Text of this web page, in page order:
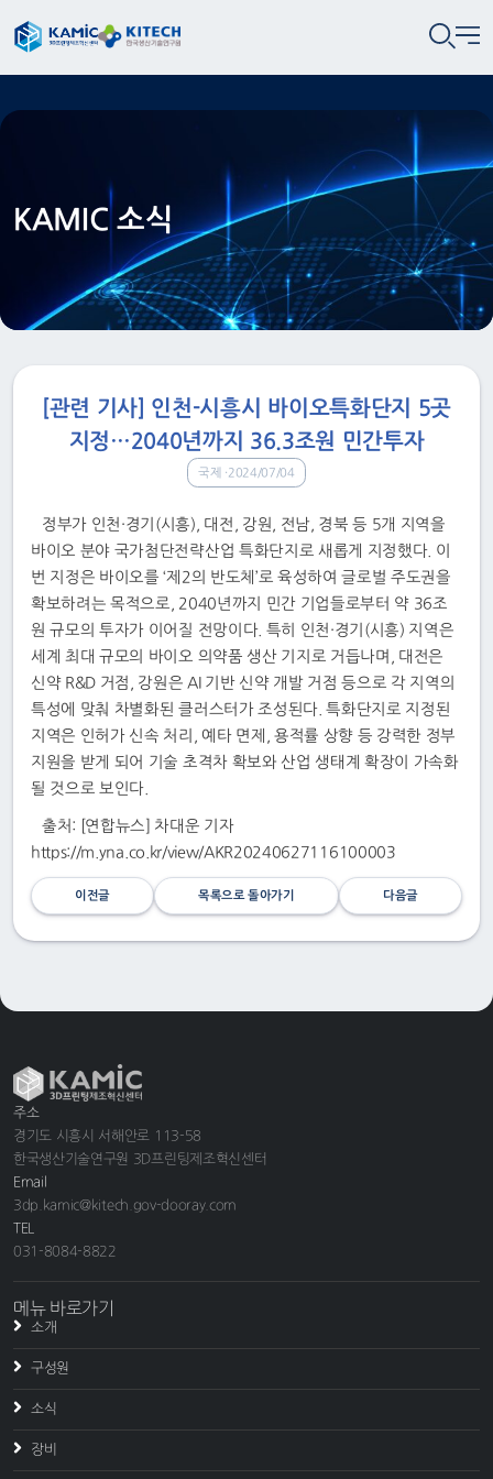
KAMIC 소식
[관련 기사] 인천-시흥시 바이오특화단지 5곳
지정…2040년까지 36.3조원 민간투자
국제 2024/07/04
정부가 인천·경기(시흥), 대전, 강원, 전남, 경북 등 5개 지역을
바이오 분야 국가첨단전략산업 특화단지로 새롭게 지정했다. 이
번 지정은 바이오를 ‘제2의 반도체’로 육성하여 글로벌 주도권을
확보하려는 목적으로, 2040년까지 민간 기업들로부터 약 36조
원 규모의 투자가 이어질 전망이다. 특히 인천·경기(시흥) 지역은
세계 최대 규모의 바이오 의약품 생산 기지로 거듭나며, 대전은
신약 R&D 거점, 강원은 AI 기반 신약 개발 거점 등으로 각 지역의
특성에 맞춰 차별화된 클러스터가 조성된다. 특화단지로 지정된
지역은 인허가 신속 처리, 예타 면제, 용적률 상향 등 강력한 정부
지원을 받게 되어 기술 초격차 확보와 산업 생태계 확장이 가속화
될 것으로 보인다.
출처: [연합뉴스] 차대운 기자
https://m.yna.co.kr/view/AKR20240627116100003
이전글 목록으로 돌아가기 다음글
주소
경기도 시흥시 서해안로 113-58
한국생산기술연구원 3D프린팅제조혁신센터
Email
3dp.kamic@kitech.gov-dooray.com
TEL
031-8084-8822
메뉴 바로가기
소개
구성원
소식
장비